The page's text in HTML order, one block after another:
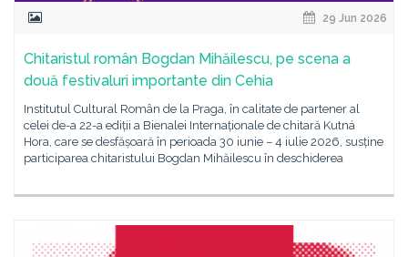
29 Jun 2026
Chitaristul român Bogdan Mihăilescu, pe scena a
două festivaluri importante din Cehia
Institutul Cultural Român de la Praga, în calitate de partener al
celei de-a 22-a ediții a Bienalei Internaționale de chitară Kutná
Hora, care se desfășoară în perioada 30 iunie – 4 iulie 2026, susține
participarea chitaristului Bogdan Mihăilescu în deschiderea